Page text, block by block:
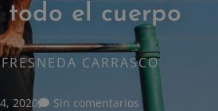
el cuerpo
CARRASCO
2020 Sin comentarios